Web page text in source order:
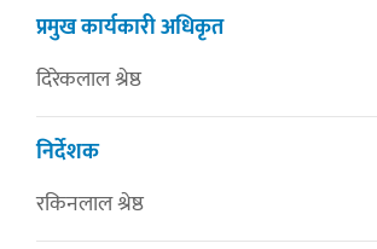
प्रमुख कार्यकारी अधिकृत
दिरेकलाल श्रेष्ठ
निर्देशक
रकिनलाल श्रेष्ठ